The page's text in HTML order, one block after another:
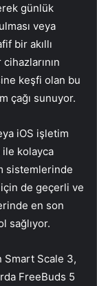
günlük
veya
bir akıllı
keşfi olan bu
çağı sunuyor.
iOS işletim
ile kolayca
sistemlerinde
için de geçerli ve
en son
sağlıyor.
Smart Scale 3,
FreeBuds 5